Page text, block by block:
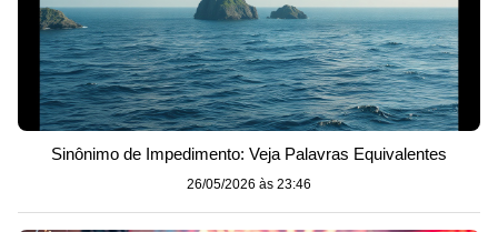
Sinônimo de Impedimento: Veja Palavras Equivalentes
26/05/2026 às 23:46